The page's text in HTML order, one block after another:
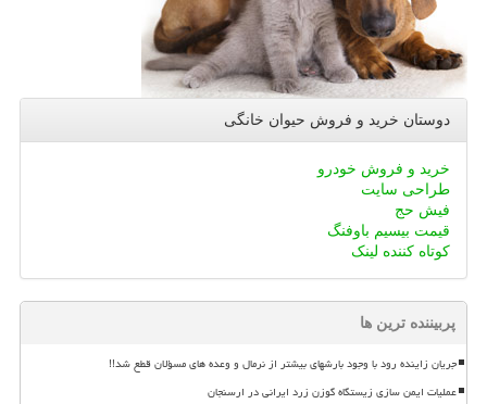
دوستان خرید و فروش حیوان خانگی
خرید و فروش خودرو
طراحی سایت
فیش حج
قیمت بیسیم باوفنگ
کوتاه کننده لینک
پربیننده ترین ها
جریان زاینده رود با وجود بارشهای بیشتر از نرمال و وعده های مسؤلان قطع شد!!
عملیات ایمن سازی زیستگاه گوزن زرد ایرانی در ارسنجان